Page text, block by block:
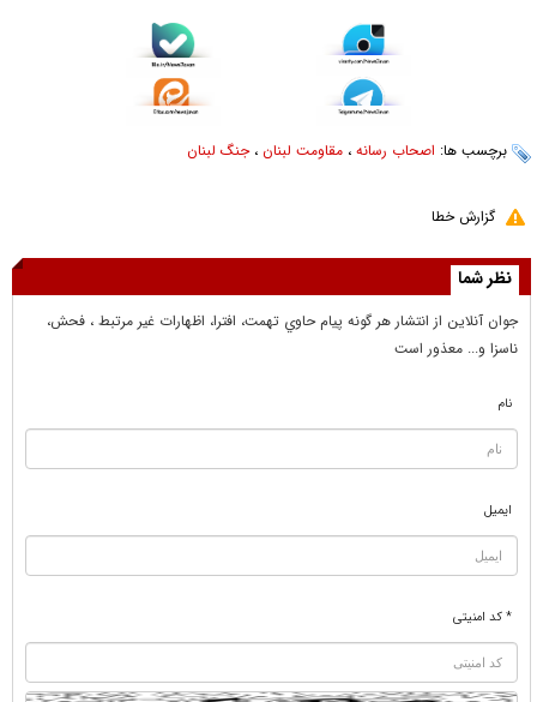
برچسب ها: اصحاب رسانه ، مقاومت لبنان ،جنگ لبنان
گزارش خطا
نظر شما
جوان آنلاين از انتشار هر گونه پيام حاوي تهمت، افترا، اظهارات غير مرتبط ، فحش،
ناسزا و... معذور است
نام
ایمیل
* کد امنیتی